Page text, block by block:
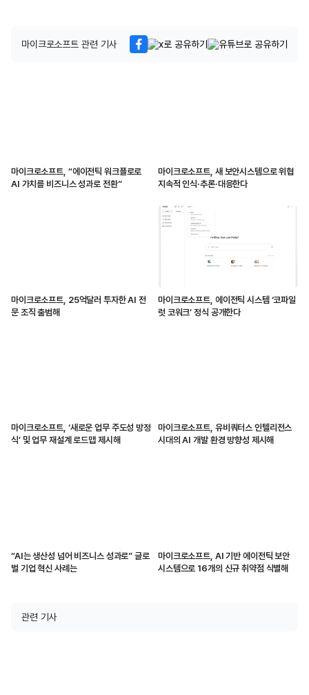
마이크로소프트 관련 기사
마이크로소프트, “에이전틱 워크플로로
AI 가치를 비즈니스 성과로 전환”
마이크로소프트, 새 보안시스템으로 위협
지속적 인식·추론·대응한다
마이크로소프트, 25억달러 투자한 AI 전
문 조직 출범해
마이크로소프트, 에이전틱 시스템 ‘코파일
럿 코워크’ 정식 공개한다
마이크로소프트, ‘새로운 업무 주도성 방정
식’ 및 업무 재설계 로드맵 제시해
마이크로소프트, 유비쿼터스 인텔리전스
시대의 AI 개발 환경 방향성 제시해
“AI는 생산성 넘어 비즈니스 성과로” 글로
벌 기업 혁신 사례는
마이크로소프트, AI 기반 에이전틱 보안
시스템으로 16개의 신규 취약점 식별해
관련 기사